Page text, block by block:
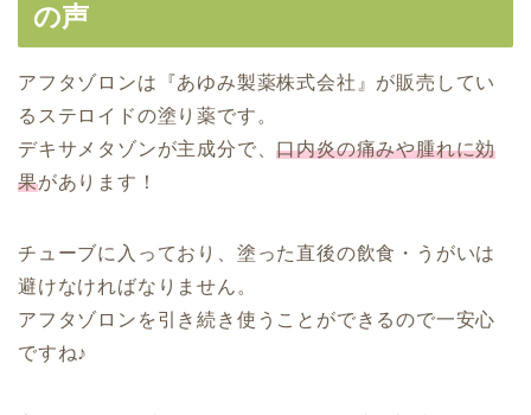
の声
アフタゾロンは『あゆみ製薬株式会社』が販売してい
るステロイドの塗り薬です。
デキサメタゾンが主成分で、口内炎の痛みや腫れに効
果があります！
チューブに入っており、塗った直後の飲食・うがいは
避けなければなりません。
アフタゾロンを引き続き使うことができるので一安心
ですね♪